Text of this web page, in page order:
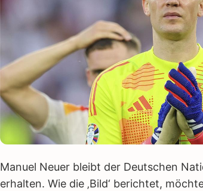
Manuel Neuer bleibt der Deutschen
erhalten. Wie die ‚Bild‘ berichtet,